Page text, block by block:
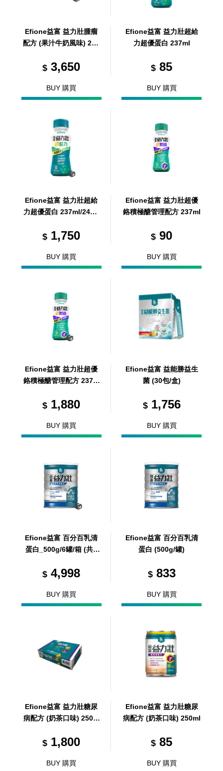
Efione益富 益力壯腫瘤
配方 (果汁牛奶風味) 237
箱)
$3,650
BUY 購買
Efione益富 益力壯超給
力超優蛋白 237ml
$ 85
BUY 購買
Efione益富 益力壯超給
力超優蛋白 237ml/24罐/
$1,750
BUY 購買
Efione益富 益力壯超優
鉻積極醣管理配方 237ml
$ 90
BUY 購買
Efione益富 益力壯超優
鉻積極醣管理配方 237m
箱)
$1,880
BUY 購買
Efione益富 益能勝益生
菌 (30包/盒)
$1,756
BUY 購買
Efione益富 百分百乳清
蛋白_500g/6罐/箱 (共6
$4,998
BUY 購買
Efione益富 百分百乳清
蛋白 (500g/罐)
$833
BUY 購買
Efione益富 益力壯糖尿
病配方 (奶茶口味) 250m
箱)
$1,800
BUY 購買
Efione益富 益力壯糖尿
病配方 (奶茶口味) 250ml
$ 85
BUY 購買